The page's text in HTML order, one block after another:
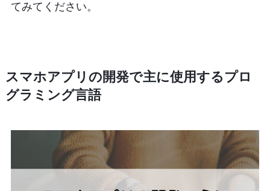
てみてください。
スマホアプリの開発で主に使用するプロ
グラミング言語